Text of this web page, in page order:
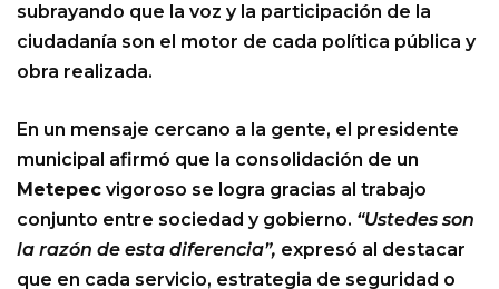
subrayando que la voz y la participación de la
ciudadanía son el motor de cada política pública y
obra realizada.
En un mensaje cercano a la gente, el presidente
municipal afirmó que la consolidación de un
Metepec vigoroso se logra gracias al trabajo
conjunto entre sociedad y gobierno. “Ustedes son
la razón de esta diferencia”, expresó al destacar
que en cada servicio, estrategia de seguridad o